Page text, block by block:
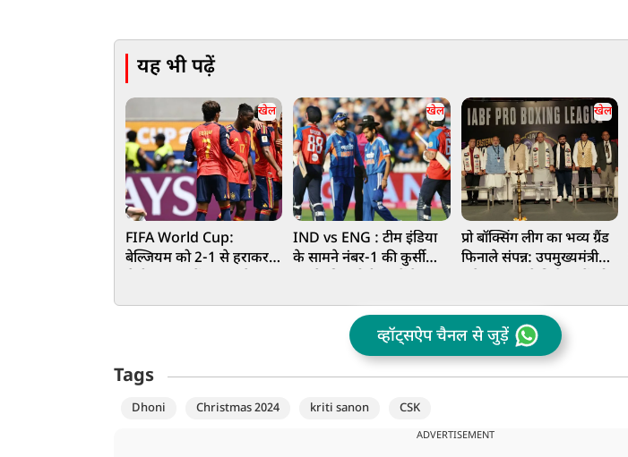
यह भी पढ़ें
खेल
FIFA World Cup:
बेल्जियम को 2-1 से हराकर
खेल
IND vs ENG : टीम इंडिया
के सामने नंबर-1 की कुर्सी
खेल
प्रो बॉक्सिंग लीग का भव्य ग्रैंड
फिनाले संपन्न: उपमुख्यमंत्री
सम्मानित
व्हॉट्सऐप चैनल से जुड़ें
Tags
Dhoni Christmas 2024 kriti sanon CSK
ADVERTISEMENT